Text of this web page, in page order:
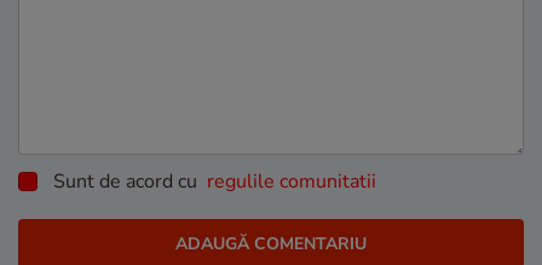
Sunt de acord cu regulile comunitatii